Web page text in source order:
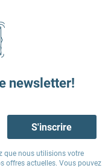
newsletter!
S'inscrire
que nous utilisions votre
offres actuelles. Vous pouvez